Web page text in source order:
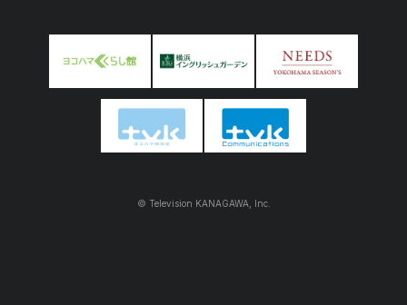
© Television KANAGAWA, Inc.